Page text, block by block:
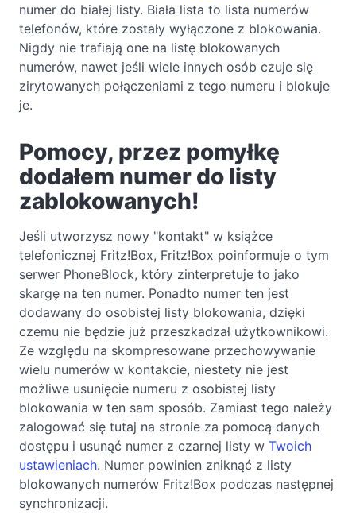
numer do białej listy. Biała lista to lista numerów
telefonów, które zostały wyłączone z blokowania.
Nigdy nie trafiają one na listę blokowanych
numerów, nawet jeśli wiele innych osób czuje się
zirytowanych połączeniami z tego numeru i blokuje
je.
Pomocy, przez pomyłkę
dodałem numer do listy
zablokowanych!
Jeśli utworzysz nowy "kontakt" w książce
telefonicznej Fritz!Box, Fritz!Box poinformuje o tym
serwer PhoneBlock, który zinterpretuje to jako
skargę na ten numer. Ponadto numer ten jest
dodawany do osobistej listy blokowania, dzięki
czemu nie będzie już przeszkadzał użytkownikowi.
Ze względu na skompresowane przechowywanie
wielu numerów w kontakcie, niestety nie jest
możliwe usunięcie numeru z osobistej listy
blokowania w ten sam sposób. Zamiast tego należy
zalogować się tutaj na stronie za pomocą danych
dostępu i usunąć numer z czarnej listy w Twoich
ustawieniach. Numer powinien zniknąć z listy
blokowanych numerów Fritz!Box podczas następnej
synchronizacji.